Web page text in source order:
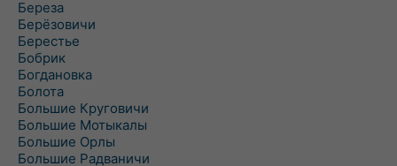
Береза
Берёзовичи
Берестье
Бобрик
Богдановка
Болота
Большие Круговичи
Большие Мотыкалы
Большие Орлы
Большие Радваничи